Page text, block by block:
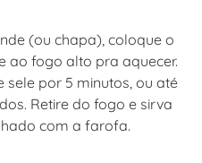
(ou chapa), coloque o
ao fogo alto pra aquecer.
sele por 5 minutos, ou até
Retire do fogo e sirva
com a farofa.